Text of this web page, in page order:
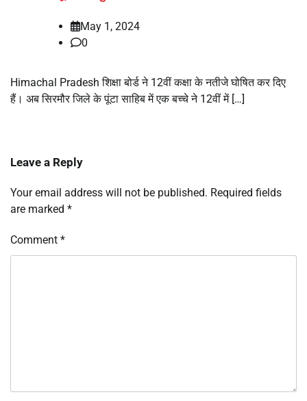
May 1, 2024
0
Himachal Pradesh शिक्षा बोर्ड ने 12वीं कक्षा के नतीजे घोषित कर दिए
हैं। अब सिरमौर जिले के पूंटा साहिब में एक बच्चे ने 12वीं में […]
Leave a Reply
Your email address will not be published. Required fields
are marked *
Comment *